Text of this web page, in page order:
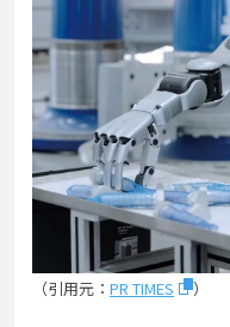
（引用元： PR TIMES ）